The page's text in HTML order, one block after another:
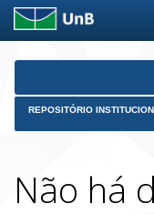
Skip
REPOSITÓRIO
Não há